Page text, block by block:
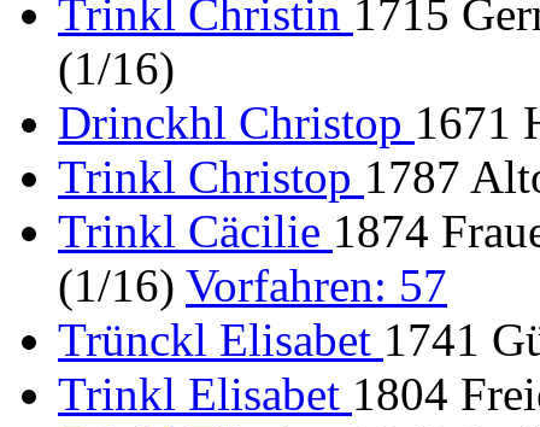
Trinkl Christin 1715
(1/16)
Drinckhl Christop 1671
Trinkl Christop 1787
Trinkl Cäcilie 1874
(1/16) Vorfahren: 57
Trünckl Elisabet 1741
Trinkl Elisabet 1804